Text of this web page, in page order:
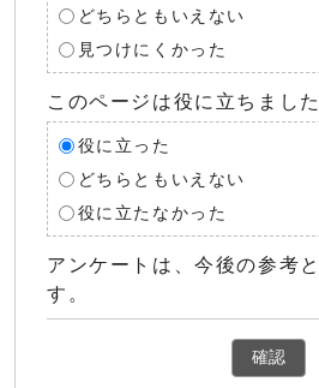
どちらともいえない
見つけにくかった
このページは役に立ちまし
役に立った
どちらともいえない
役に立たなかった
アンケートは、今後の参考
す。
確認